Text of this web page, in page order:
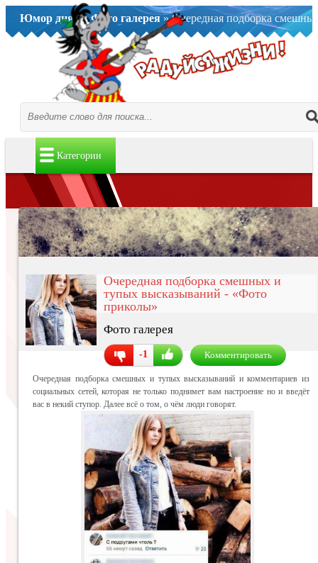
Юмор дня..»Фото галерея» Очередная подборка смешных и тупых высказываний - «Фото приколы»
Категории
Очередная подборка смешных и
тупых высказываний - «Фото
приколы»
Фото галерея
-1 Комментировать
Очередная подборка смешных и тупых высказываний и комментариев из
социальных сетей, которая не только поднимет вам настроение но и введёт
вас в некий ступор. Далее всё о том, о чём люди говорят.